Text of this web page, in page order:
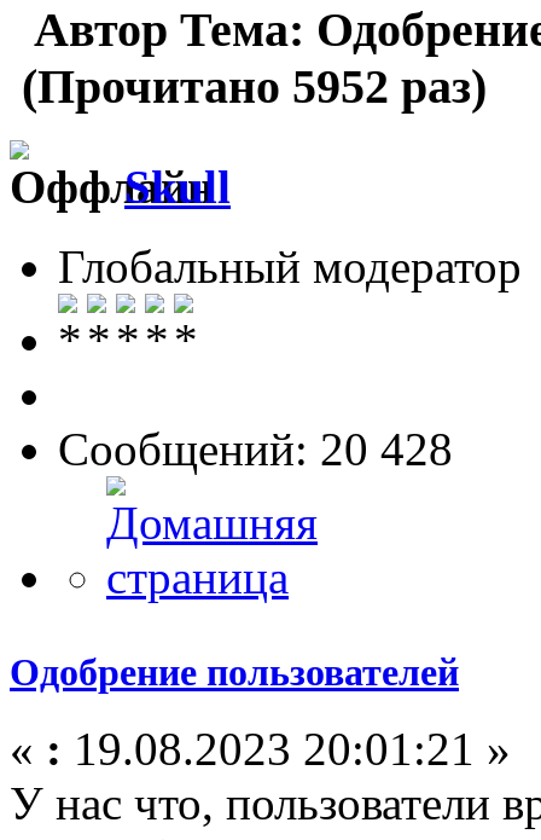
Автор Тема:
(Прочитано 5952 раз)
Skull
Глобальный модератор
Сообщений: 20 428
Одобрение пользователей
« : 19.08.2023 20:01:21 »
У нас что, пользователи